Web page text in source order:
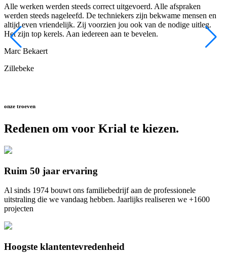
Alle werken werden steeds correct uitgevoerd. Alle afspraken
werden steeds nageleefd. De techniekers zijn bekwame mensen en
altijd even vriendelijk. Zij voorzien jou ook van de nodige uitleg.
Het zijn top kerels. Aan iedereen aan te bevelen.
Marc Bekaert
Zillebeke
onze troeven
Redenen om voor Krial te kiezen.
Ruim 50 jaar ervaring
Al sinds 1974 bouwt ons familiebedrijf aan de professionele
uitstraling die we vandaag hebben. Jaarlijks realiseren we +1600
projecten
Hoogste klantentevredenheid